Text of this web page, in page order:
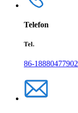
Telefon
Tel.
86-18880477902